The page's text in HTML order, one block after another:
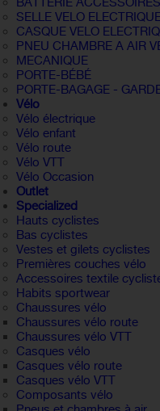
SELLE VELO
CASQUE VELO
PNEU CHAMBRE A AIR
MECANIQUE
PORTE-BÉBÉ
PORTE-BAGAGE -
Vélo
Vélo électrique
Vélo enfant
Vélo route
Vélo VTT
Vélo Occasion
Outlet
Specialized
Hauts cyclistes
Bas cyclistes
Vestes et gilets cyclistes
Premières couches vélo
Accessoires textile
Habits sportwear
Chaussures vélo
Chaussures vélo route
Chaussures vélo VTT
Casques vélo
Casques vélo route
Casques vélo VTT
Composants vélo